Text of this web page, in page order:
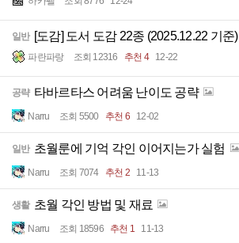
일반 [도감] 도서 도감 22종 (2025.12.22 기준)
파란파랑 조회 12316 추천 4 12-22
공략 타바르타스 어려움 난이도 공략
Narru 조회 5500 추천 6 12-02
일반 초월룬에 기억 각인 이어지는가 실험
Narru 조회 7074 추천 2 11-13
생활 초월 각인 방법 및 재료
Narru 조회 18596 추천 1 11-13